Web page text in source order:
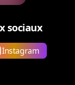
sociaux
Instagram